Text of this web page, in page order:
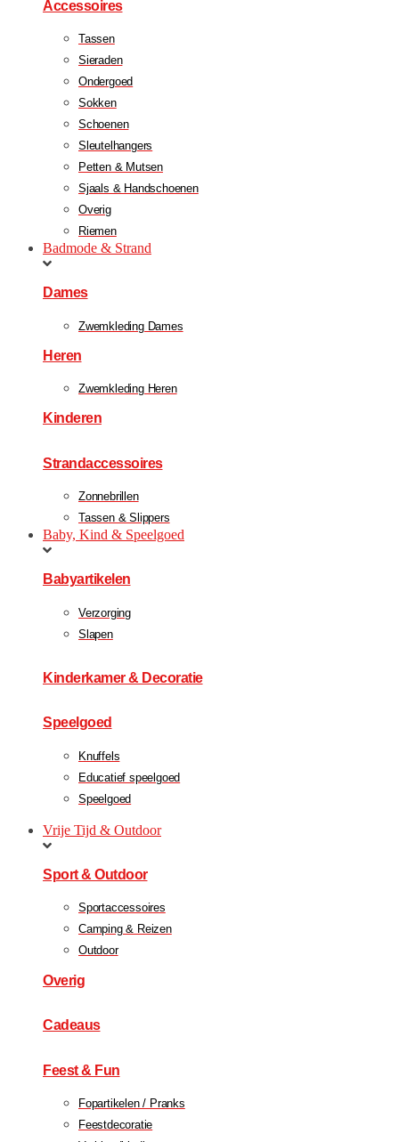
Accessoires
Tassen
Sieraden
Ondergoed
Sokken
Schoenen
Sleutelhangers
Petten & Mutsen
Sjaals & Handschoenen
Overig
Riemen
Badmode & Strand
Dames
Zwemkleding Dames
Heren
Zwemkleding Heren
Kinderen
Strandaccessoires
Zonnebrillen
Tassen & Slippers
Baby, Kind & Speelgoed
Babyartikelen
Verzorging
Slapen
Kinderkamer & Decoratie
Speelgoed
Knuffels
Educatief speelgoed
Speelgoed
Vrije Tijd & Outdoor
Sport & Outdoor
Sportaccessoires
Camping & Reizen
Outdoor
Overig
Cadeaus
Feest & Fun
Fopartikelen / Pranks
Feestdecoratie